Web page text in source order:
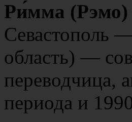
Ри́мма (Рэмо)
Севастополь
область) —
переводчица,
периода и